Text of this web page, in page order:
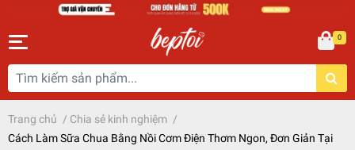
0
Trang chủ / Chia sẻ kinh nghiệm /
Cách Làm Sữa Chua Bằng Nồi Cơm Điện Thơm Ngon, Đơn Giản Tại